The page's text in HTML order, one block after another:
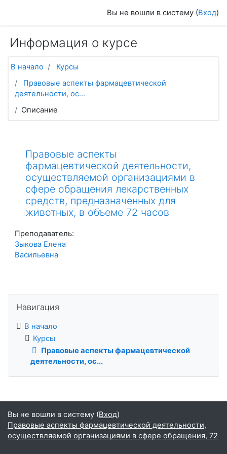
Вы не вошли в систему (Вход)
Информация о курсе
В начало
Курсы
Правовые аспекты фармацевтической
деятельности, ос...
Описание
Правовые аспекты
фармацевтической деятельности,
осуществляемой организациями в
сфере обращения лекарственных
средств, предназначенных для
животных, в объеме 72 часов
Преподаватель:
Зыкова Елена
Васильевна
Навигация
В начало
Курсы
Правовые аспекты фармацевтической
деятельности, ос...
Вы не вошли в систему (Вход)
Правовые аспекты фармацевтической деятельности,
осуществляемой организациями в сфере обращения, 72